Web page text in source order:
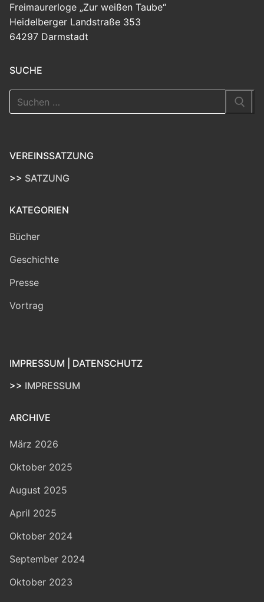
Freimaurerloge „Zur weißen Taube“
Heidelberger Landstraße 353
64297 Darmstadt
SUCHE
Suchen
nach:
VEREINSSATZUNG
>> SATZUNG
KATEGORIEN
Bücher
Geschichte
Presse
Vortrag
IMPRESSUM | DATENSCHUTZ
>> IMPRESSUM
ARCHIVE
März 2026
Oktober 2025
August 2025
April 2025
Oktober 2024
September 2024
Oktober 2023